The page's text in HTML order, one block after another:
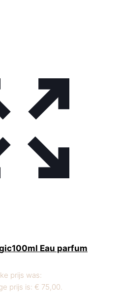
Eau parfum
prijs was:
prijs is: € 75,00.